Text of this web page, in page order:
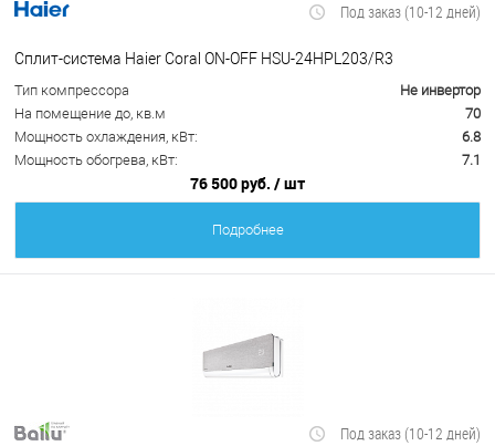
Под заказ (10-12 дней)
Сплит-система Haier Coral ON-OFF HSU-24HPL203/R3
Тип компрессора
Не инвертор
На помещение до, кв.м
70
Мощность охлаждения, кВт:
6.8
Мощность обогрева, кВт:
7.1
76 500 руб. / шт
Подробнее
Под заказ (10-12 дней)